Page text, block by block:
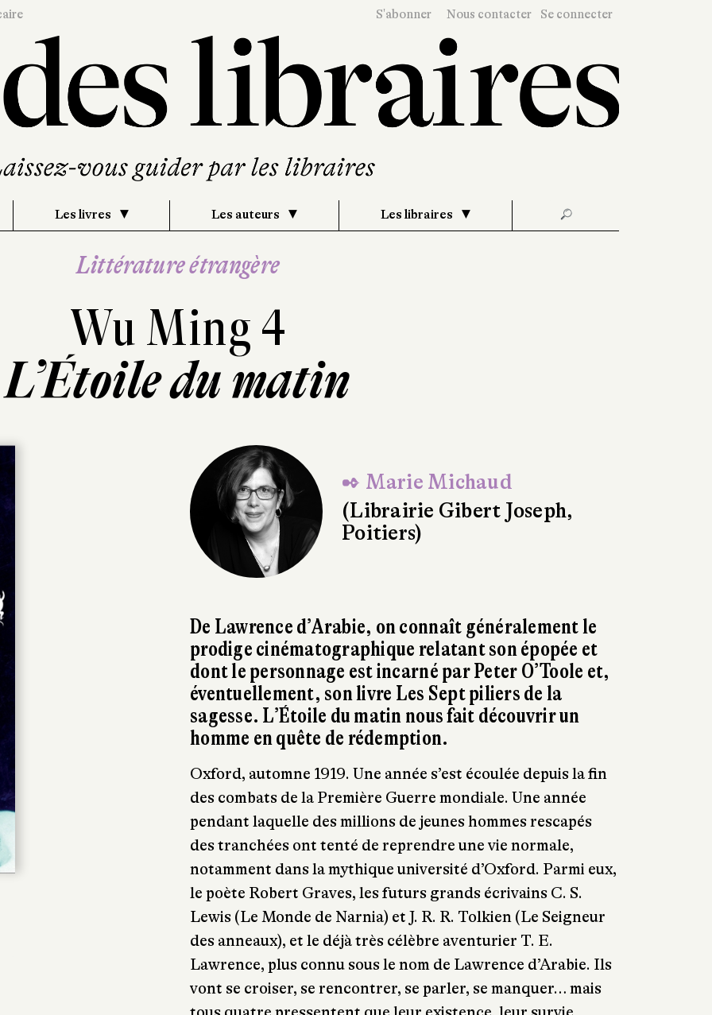
S'abonner Nous contacter Se connecter
Les livres Les auteurs Les libraires 🔎
Littérature étrangère
Wu Ming 4
L’Étoile du matin
✒ Marie Michaud
(Librairie Gibert Joseph,
Poitiers)
De Lawrence d’Arabie, on connaît généralement le
prodige cinématographique relatant son épopée et
dont le personnage est incarné par Peter O’Toole et,
éventuellement, son livre Les Sept piliers de la
sagesse. L’Étoile du matin nous fait découvrir un
homme en quête de rédemption.
Oxford, automne 1919. Une année s’est écoulée depuis la fin
des combats de la Première Guerre mondiale. Une année
pendant laquelle des millions de jeunes hommes rescapés
des tranchées ont tenté de reprendre une vie normale,
notamment dans la mythique université d’Oxford. Parmi eux,
le poète Robert Graves, les futurs grands écrivains C. S.
Lewis (Le Monde de Narnia) et J. R. R. Tolkien (Le Seigneur
des anneaux), et le déjà très célèbre aventurier T. E.
Lawrence, plus connu sous le nom de Lawrence d’Arabie. Ils
vont se croiser, se rencontrer, se parler, se manquer… mais